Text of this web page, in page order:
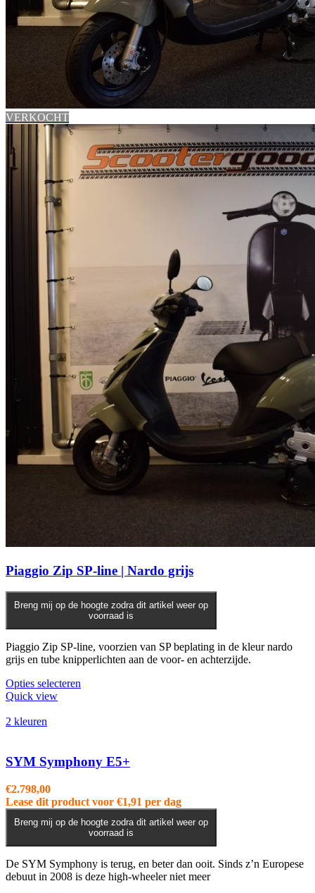
VERKOCHT
Piaggio Zip SP-line | Nardo grijs
Breng mij op de hoogte zodra dit artikel weer op
voorraad is
Piaggio Zip SP-line, voorzien van SP beplating in de kleur nardo
grijs en tube knipperlichten aan de voor- en achterzijde.
Opties selecteren
Quick view
2 kleuren
SYM Symphony E5+
€2.798,00
Lease dit product voor €1,91 per dag
Breng mij op de hoogte zodra dit artikel weer op
voorraad is
De SYM Symphony is terug, en beter dan ooit. Sinds z’n Europese
debuut in 2008 is deze high-wheeler niet meer